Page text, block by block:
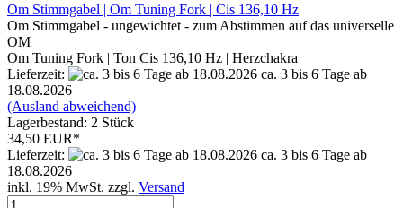
Om Stimmgabel | Om Tuning Fork | Cis 136,10 Hz
Om Stimmgabel - ungewichtet - zum Abstimmen auf das universelle
OM
Om Tuning Fork | Ton Cis 136,10 Hz | Herzchakra
Lieferzeit:
ca. 3 bis 6 Tage ab
18.08.2026
(Ausland abweichend)
Lagerbestand: 2 Stück
34,50 EUR*
Lieferzeit:
ca. 3 bis 6 Tage ab
18.08.2026
inkl. 19% MwSt. zzgl. Versand